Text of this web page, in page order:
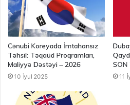
Cənubi Koreyada İmtahansız
Təhsil: Təqaüd Proqramları,
Maliyyə Dəstəyi – 2026
10 İyul 2025
SON
11